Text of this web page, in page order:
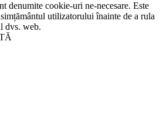
denumite cookie-uri ne-necesare. Este
utilizatorului înainte de a rula
dvs. web.